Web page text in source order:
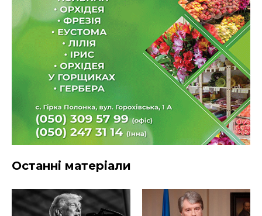
Останні матеріали